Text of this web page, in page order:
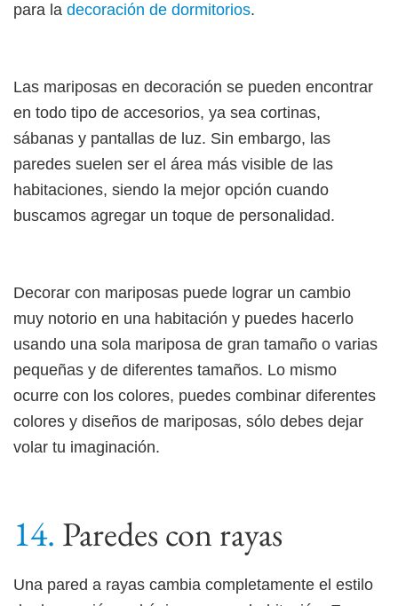
para la decoración de dormitorios.
Las mariposas en decoración se pueden encontrar
en todo tipo de accesorios, ya sea cortinas,
sábanas y pantallas de luz. Sin embargo, las
paredes suelen ser el área más visible de las
habitaciones, siendo la mejor opción cuando
buscamos agregar un toque de personalidad.
Decorar con mariposas puede lograr un cambio
muy notorio en una habitación y puedes hacerlo
usando una sola mariposa de gran tamaño o varias
pequeñas y de diferentes tamaños. Lo mismo
ocurre con los colores, puedes combinar diferentes
colores y diseños de mariposas, sólo debes dejar
volar tu imaginación.
Paredes con rayas
Una pared a rayas cambia completamente el estilo